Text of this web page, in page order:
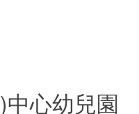
心幼兒園